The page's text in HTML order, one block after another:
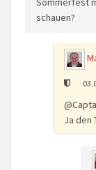
schauen?
Ja den